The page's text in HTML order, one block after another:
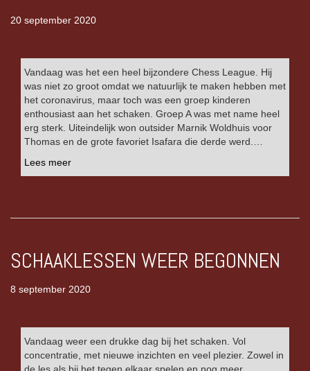
20 september 2020
Vandaag was het een heel bijzondere Chess League. Hij
was niet zo groot omdat we natuurlijk te maken hebben met
het coronavirus, maar toch was een groep kinderen
enthousiast aan het schaken. Groep A was met name heel
erg sterk. Uiteindelijk won outsider Marnik Woldhuis voor
Thomas en de grote favoriet Isafara die derde werd.…
Lees meer
SCHAAKLESSEN WEER BEGONNEN
8 september 2020
Vandaag weer een drukke dag bij het schaken. Vol
concentratie, met nieuwe inzichten en veel plezier. Zowel in